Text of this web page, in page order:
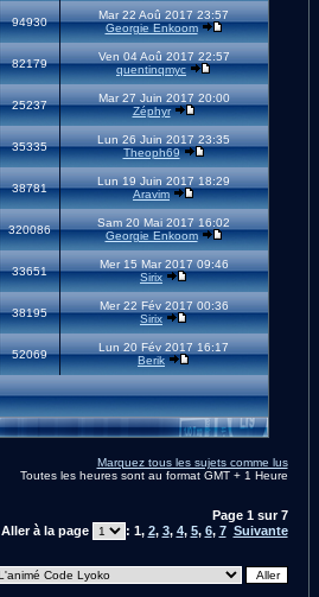
94930
Mar 22 Aoû 2017 23:57
Georgie Enkoom
82179
Ven 04 Aoû 2017 22:57
quentinqmyc
25237
Mar 27 Juin 2017 20:00
Zéphyr
35335
Lun 26 Juin 2017 23:35
Theoph69
38781
Lun 19 Juin 2017 18:29
Aravim
320086
Sam 20 Mai 2017 16:02
Georgie Enkoom
33651
Mer 15 Mar 2017 09:46
Sirix
38195
Mer 22 Fév 2017 00:36
Sirix
52069
Lun 20 Fév 2017 16:17
Berik
Marquez tous les sujets comme lus
Toutes les heures sont au format GMT + 1 Heure
Page 1sur7
Aller à la page
: 1, 2, 3, 4, 5, 6, 7 Suivante